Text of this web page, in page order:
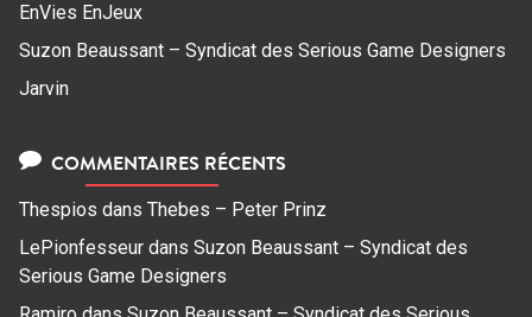
EnVies EnJeux
Suzon Beaussant – Syndicat des Serious Game Designers
Jarvin
COMMENTAIRES RÉCENTS
Thespios dans Thebes – Peter Prinz
LePionfesseur dans Suzon Beaussant – Syndicat des
Serious Game Designers